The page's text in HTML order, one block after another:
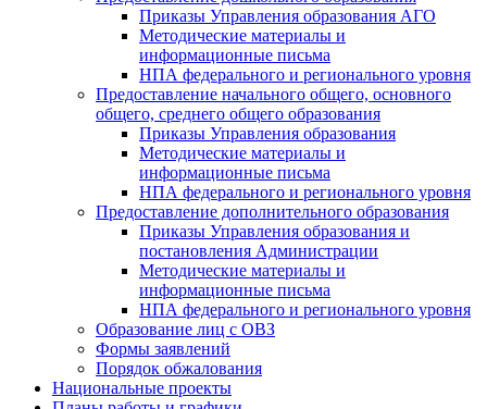
Приказы Управления образования АГО
Методические материалы и
информационные письма
НПА федерального и регионального уровня
Предоставление начального общего, основного
общего, среднего общего образования
Приказы Управления образования
Методические материалы и
информационные письма
НПА федерального и регионального уровня
Предоставление дополнительного образования
Приказы Управления образования и
постановления Администрации
Методические материалы и
информационные письма
НПА федерального и регионального уровня
Образование лиц с ОВЗ
Формы заявлений
Порядок обжалования
Национальные проекты